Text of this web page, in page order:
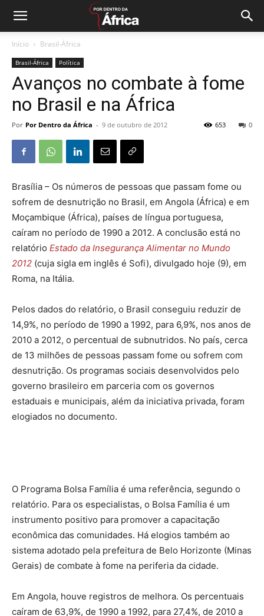
Início Brasil-África
Brasil-África Política
Avanços no combate à fome
no Brasil e na África
Por Por Dentro da África - 9 de outubro de 2012 0
653
Brasília – Os números de pessoas que passam fome ou
sofrem de desnutrição no Brasil, em Angola (África) e em
Moçambique (África), países de língua portuguesa,
caíram no período de 1990 a 2012. A conclusão está no
relatório Estado da Insegurança Alimentar no Mundo
2012 (cuja sigla em inglês é Sofi), divulgado hoje (9), em
Roma, na Itália.
Pelos dados do relatório, o Brasil conseguiu reduzir de
14,9%, no período de 1990 a 1992, para 6,9%, nos anos de
2010 a 2012, o percentual de subnutridos. No país, cerca
de 13 milhões de pessoas passam fome ou sofrem com
desnutrição. Os programas sociais desenvolvidos pelo
governo brasileiro em parceria com os governos
estaduais e municipais, além da iniciativa privada, foram
elogiados no documento.
O Programa Bolsa Família é uma referência, segundo o
relatório. Para os especialistas, o Bolsa Família é um
instrumento positivo para promover a capacitação
econômica das comunidades. Há elogios também ao
sistema adotado pela prefeitura de Belo Horizonte (Minas
Gerais) de combate à fome na periferia da cidade.
Em Angola, houve registros de melhora. Os percentuais
caíram de 63,9%, de 1990 a 1992, para 27,4%, de 2010 a